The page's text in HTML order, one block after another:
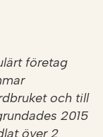
företag
och till
2015
över 2